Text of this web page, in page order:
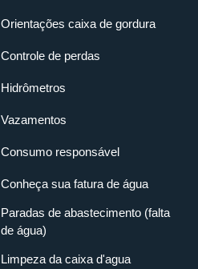
Orientações caixa de gordura
Controle de perdas
Hidrômetros
Vazamentos
Consumo responsável
Conheça sua fatura de água
Paradas de abastecimento (falta
de água)
Limpeza da caixa d'agua